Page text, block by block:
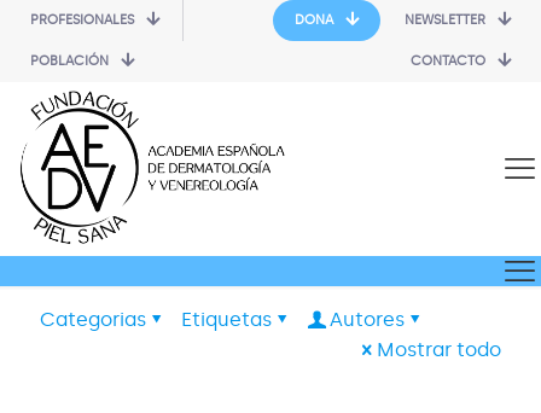
PROFESIONALES
POBLACIÓN
DONA NEWSLETTER
CONTACTO
Categorias Etiquetas
Autores
Mostrar todo